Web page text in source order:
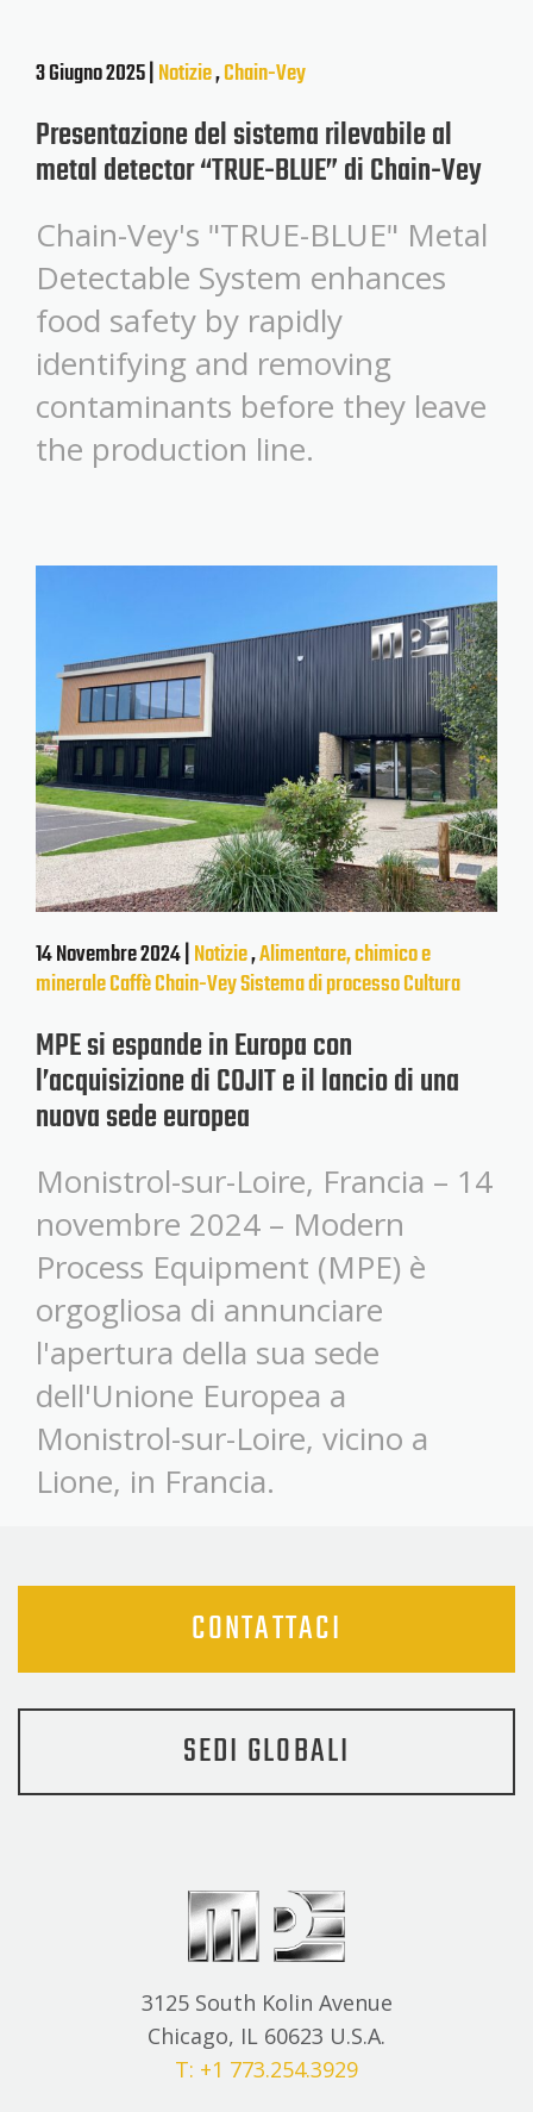
3 Giugno 2025 |Notizie,Chain-Vey
Presentazione del sistema rilevabile al
metal detector “TRUE-BLUE” di Chain-Vey
Chain-Vey's "TRUE-BLUE" Metal
Detectable System enhances
food safety by rapidly
identifying and removing
contaminants before they leave
the production line.
14 Novembre 2024 |Notizie,Alimentare, chimico e
mineraleCaffèChain-VeySistema di processoCultura
MPE si espande in Europa con
l’acquisizione di COJIT e il lancio di una
nuova sede europea
Monistrol-sur-Loire, Francia – 14
novembre 2024 – Modern
Process Equipment (MPE) è
orgogliosa di annunciare
l'apertura della sua sede
dell'Unione Europea a
Monistrol-sur-Loire, vicino a
Lione, in Francia.
CONTATTACI
SEDI GLOBALI
3125 South Kolin Avenue
Chicago, IL 60623 U.S.A.
T: +1 773.254.3929